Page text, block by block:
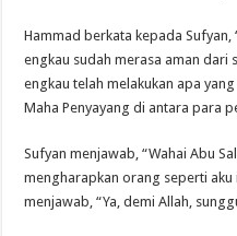
Hammad berkata kepada Sufyan,
engkau sudah merasa aman dari
engkau telah melakukan apa
Maha Penyayang di antara para
Sufyan menjawab, “Wahai Abu
mengharapkan orang seperti aku
menjawab, “Ya, demi Allah,